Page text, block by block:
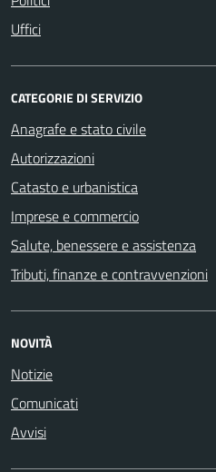
Uffici
CATEGORIE DI SERVIZIO
Anagrafe e stato civile
Autorizzazioni
Catasto e urbanistica
Imprese e commercio
Salute, benessere e assistenza
Tributi, finanze e contravvenzioni
NOVITÀ
Notizie
Comunicati
Avvisi